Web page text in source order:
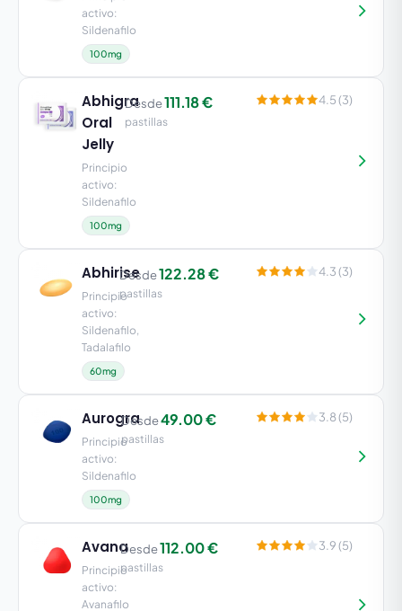
Abhigra
Oral
Jelly
Principio
activo:
Sildenafilo
100mg
Desde111.18 €
pastillas
4.5 (3)
activo:
Sildenafilo
100mg
Abhirise
Principio
activo:
Sildenafilo,
Tadalafilo
60mg
Desde122.28 €
pastillas
4.3 (3)
Aurogra
Principio
activo:
Sildenafilo
100mg
Desde49.00 €
pastillas
3.8 (5)
Avana
Principio
activo:
Avanafilo
Desde112.00 €
pastillas
3.9 (5)